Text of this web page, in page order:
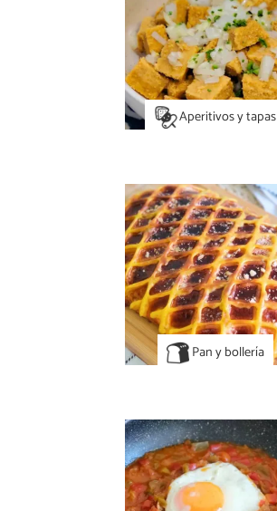
Aperitivos y tapas
Pan y bollería